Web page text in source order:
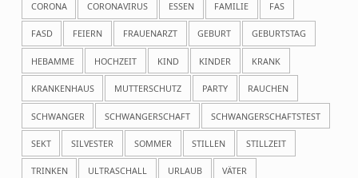
CORONA CORONAVIRUS ESSEN FAMILIE FAS
FASD FEIERN FRAUENARZT GEBURT GEBURTSTAG
HEBAMME HOCHZEIT KIND KINDER KRANK
KRANKENHAUS MUTTERSCHUTZ PARTY RAUCHEN
SCHWANGER SCHWANGERSCHAFT SCHWANGERSCHAFTSTEST
SEKT SILVESTER SOMMER STILLEN STILLZEIT
TRINKEN ULTRASCHALL URLAUB VÄTER